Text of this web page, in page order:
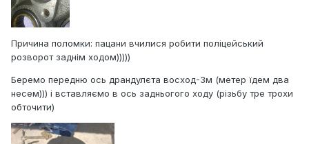
Причина поломки: пацани вчилися робити поліцейський
розворот заднім ходом)))))
Беремо передню ось драндулєта восход-3м (метер їдем два
несем))) і вставляємо в ось задньогого ходу (різьбу тре трохи
обточити)